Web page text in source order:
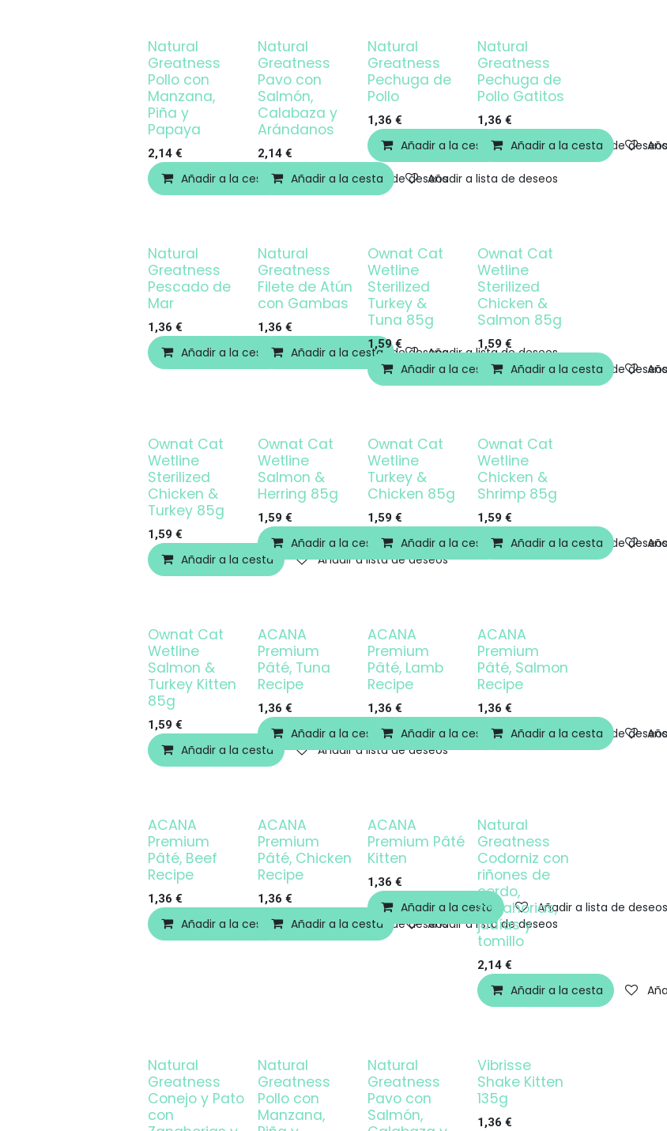
Natural
Greatness
Pollo con
Manzana,
Piña y
Papaya
2,14 €
Añadir a la cesta Añadir a lista de deseos
Natural
Greatness
Pavo con
Salmón,
Calabaza y
Arándanos
2,14€
Añadir a la cesta Añadir a lista de deseos
Natural
Greatness
Pechuga de
Pollo
1,36 €
Añadir a la cesta Añadir a lista de deseos
Natural
Greatness
Pechuga de
Pollo Gatitos
1,36 €
Añadir a la cesta
Natural
Greatness
Pescado de
Mar
1,36 €
Añadir a la cesta Añadir a lista de deseos
Natural
Greatness
Filete de Atún
con Gambas
1,36 €
Añadir a la cesta Añadir a lista de deseos
Ownat Cat
Wetline
Sterilized
Turkey &
Tuna 85g
1,59€
Añadir a la cesta Añadir a lista de deseos
Ownat Cat
Wetline
Sterilized
Chicken &
Salmon 85g
1,59 €
Añadir a la cesta
Ownat Cat
Wetline
Sterilized
Chicken &
Turkey 85g
1,59 €
Añadir a la cesta Añadir a lista de deseos
Ownat Cat
Wetline
Salmon &
Herring 85g
1,59 €
Añadir a la cesta Añadir a lista de deseos
Ownat Cat
Wetline
Turkey &
Chicken 85g
1,59 €
Añadir a la cesta Añadir a lista de deseos
Ownat Cat
Wetline
Chicken &
Shrimp 85g
1,59 €
Añadir a la cesta
Ownat Cat
Wetline
Salmon &
Turkey Kitten
85g
1,59 €
Añadir a la cesta Añadir a lista de deseos
ACANA
Premium
Pâté, Tuna
Recipe
1,36 €
Añadir a la cesta Añadir a lista de deseos
ACANA
Premium
Pâté, Lamb
Recipe
1,36 €
Añadir a la cesta Añadir a lista de deseos
ACANA
Premium
Pâté, Salmon
Recipe
1,36 €
Añadir a la cesta
ACANA
Premium
Pâté, Beef
Recipe
1,36 €
Añadir a la cesta Añadir a lista de deseos
ACANA
Premium
Pâté, Chicken
Recipe
1,36 €
Añadir a la cesta Añadir a lista de deseos
ACANA
Premium Pâté
Kitten
1,36 €
Añadir a la cesta Añadir a lista de deseos
Natural
Greatness
Codorniz con
riñones de
cerdo,
zanahorias,
judías y
tomillo
2,14€
Añadir a la cesta
Natural
Greatness
Conejo y Pato
con
Natural
Greatness
Pollo con
Manzana,
Natural
Greatness
Pavo con
Salmón,
Vibrisse
Shake Kitten
135g
1,36 €